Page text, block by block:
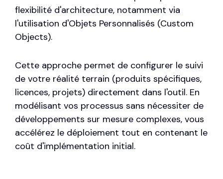
flexibilité d'architecture, notamment via
l'utilisation d'Objets Personnalisés (Custom
Objects).
Cette approche permet de configurer le suivi
de votre réalité terrain (produits spécifiques,
licences, projets) directement dans l'outil. En
modélisant vos processus sans nécessiter de
développements sur mesure complexes, vous
accélérez le déploiement tout en contenant le
coût d'implémentation initial.